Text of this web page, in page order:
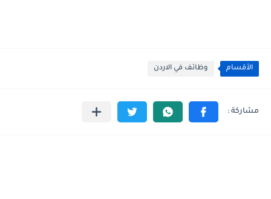
الأقسام وظائف في الاردن